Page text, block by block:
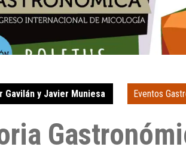
Gavilán y Javier Muniesa Eventos